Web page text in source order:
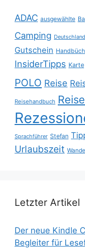
ADAC ausgewählte
Camping Deutschland
Gutschein
InsiderTipps Karte
POLO Reise
Reisehandbuch
Sprachführer Stefan
Urlaubszeit
Letzter Artikel
Der neue Kindle
Begleiter für